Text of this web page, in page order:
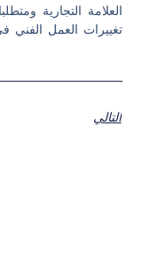
العلامة التجارية
تغييرات العمل
التالي